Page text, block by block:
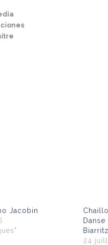
Jacobin
Biarritz
24